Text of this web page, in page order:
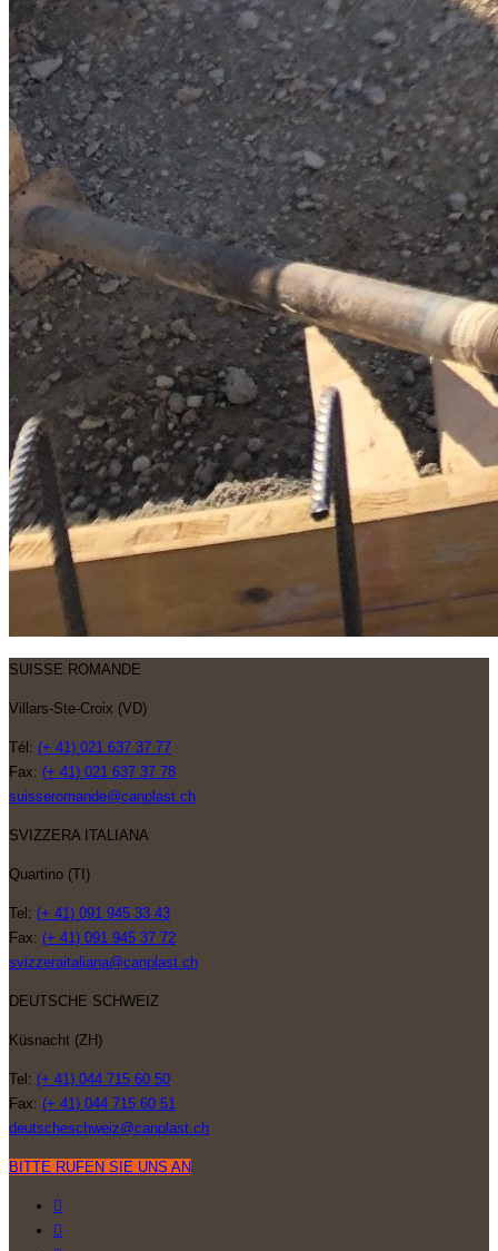
SUISSE ROMANDE
Villars-Ste-Croix (VD)
Tél: (+ 41) 021 637 37 77
Fax: (+ 41) 021 637 37 78
suisseromande@canplast.ch
SVIZZERA ITALIANA
Quartino (TI)
Tel: (+ 41) 091 945 33 43
Fax: (+ 41) 091 945 37 72
svizzeraitaliana@canplast.ch
DEUTSCHE SCHWEIZ
Küsnacht (ZH)
Tel: (+ 41) 044 715 60 50
Fax: (+ 41) 044 715 60 51
deutscheschweiz@canplast.ch
BITTE RUFEN SIE UNS AN